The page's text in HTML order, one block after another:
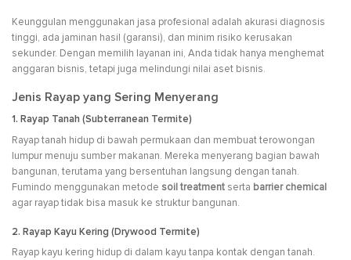
Keunggulan menggunakan jasa profesional adalah akurasi diagnosis
tinggi, ada jaminan hasil (garansi), dan minim risiko kerusakan
sekunder. Dengan memilih layanan ini, Anda tidak hanya menghemat
anggaran bisnis, tetapi juga melindungi nilai aset bisnis.
Jenis Rayap yang Sering Menyerang
1. Rayap Tanah (Subterranean Termite)
Rayap tanah hidup di bawah permukaan dan membuat terowongan
lumpur menuju sumber makanan. Mereka menyerang bagian bawah
bangunan, terutama yang bersentuhan langsung dengan tanah.
Fumindo menggunakan metode soil treatment serta barrier chemical
agar rayap tidak bisa masuk ke struktur bangunan.
2. Rayap Kayu Kering (Drywood Termite)
Rayap kayu kering hidup di dalam kayu tanpa kontak dengan tanah.